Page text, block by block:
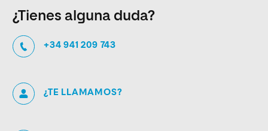
¿Tienes alguna duda?
+34 941 209 743
¿TE LLAMAMOS?